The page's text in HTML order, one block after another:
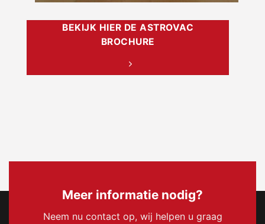
BEKIJK HIER DE ASTROVAC
BROCHURE
Meer informatie nodig?
Neem nu contact op, wij helpen u graag